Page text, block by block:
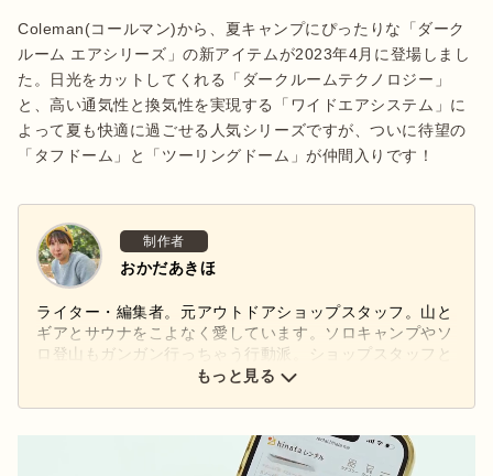
Coleman(コールマン)から、夏キャンプにぴったりな「ダーク
ルーム エアシリーズ」の新アイテムが2023年4月に登場しまし
た。日光をカットしてくれる「ダークルームテクノロジー」
と、高い通気性と換気性を実現する「ワイドエアシステム」に
よって夏も快適に過ごせる人気シリーズですが、ついに待望の
「タフドーム」と「ツーリングドーム」が仲間入りです！
制作者
おかだあきほ
ライター・編集者。元アウトドアショップスタッフ。山と
ギアとサウナをこよなく愛しています。ソロキャンプやソ
ロ登山もガンガン行っちゃう行動派。ショップスタッフと
してギアを扱っていた経験や自身の山体験を活かし、アウ
もっと見る